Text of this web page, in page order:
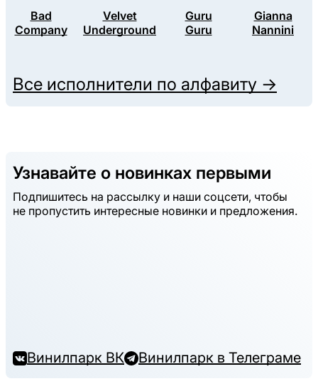
Bad
Company
Velvet
Underground
Guru
Guru
Gianna
Nannini
Все исполнители по алфавиту →
Узнавайте о новинках первыми
Подпишитесь на рассылку и наши соцсети, чтобы
не пропустить интересные новинки и предложения.
Винилпарк ВК Винилпарк в Телеграме